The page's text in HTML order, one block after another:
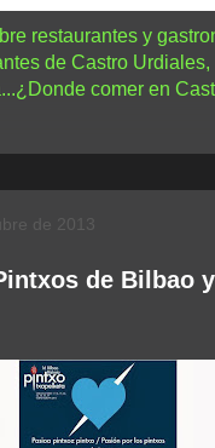
restaurantes y
de Castro Urdiales,
comer en
de 2013
de Bilbao